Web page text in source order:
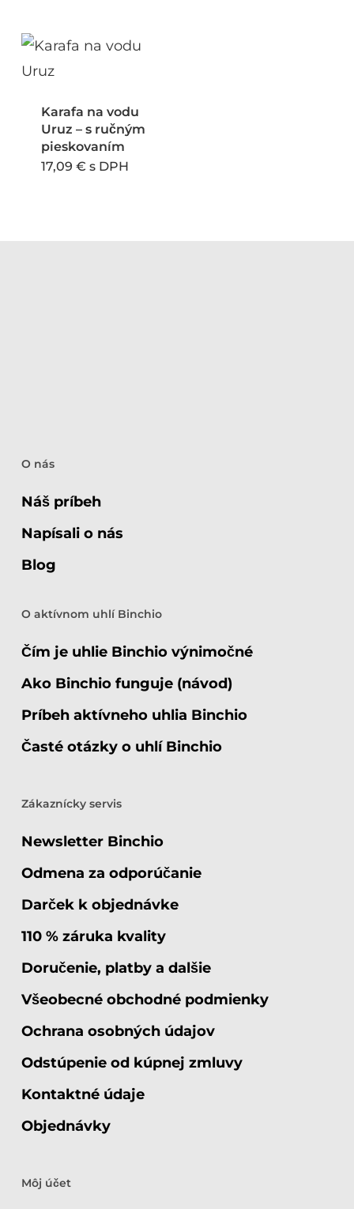
Karafa na vodu
Uruz – s ručným
pieskovaním
17,09 € s DPH
O nás
Náš príbeh
Napísali o nás
Blog
O aktívnom uhlí Binchio
Čím je uhlie Binchio výnimočné
Ako Binchio funguje (návod)
Príbeh aktívneho uhlia Binchio
Časté otázky o uhlí Binchio
Zákaznícky servis
Newsletter Binchio
Odmena za odporúčanie
Darček k objednávke
110 % záruka kvality
Doručenie, platby a dalšie
Všeobecné obchodné podmienky
Ochrana osobných údajov
Odstúpenie od kúpnej zmluvy
Kontaktné údaje
Objednávky
Môj účet